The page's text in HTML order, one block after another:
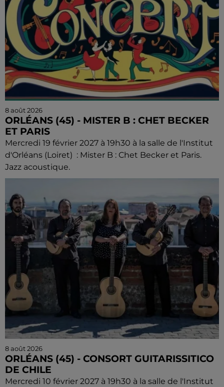
8 août 2026
ORLÉANS (45) - MISTER B : CHET BECKER
ET PARIS
Mercredi 19 février 2027 à 19h30 à la salle de l'Institut
d'Orléans (Loiret) : Mister B : Chet Becker et Paris.
Jazz acoustique.
8 août 2026
ORLÉANS (45) - CONSORT GUITARISSITICO
DE CHILE
Mercredi 10 février 2027 à 19h30 à la salle de l'Institut